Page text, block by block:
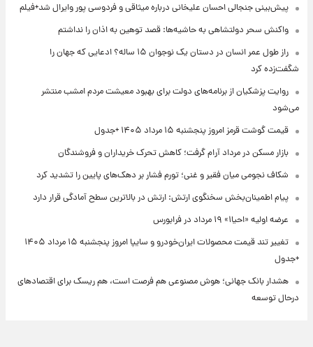
پیش‌بینی جنجالی احسان علیخانی درباره میثاقی و فردوسی پور وایرال شد+فیلم
واکنش سحر دولتشاهی به حاشیه‌ها: قصد توهین به اذان را نداشتم
راز طول عمر انسان در دستان یک نوجوان ۱۵ ساله؟ ادعایی که جهان را
شگفت‌زده کرد
روایت پزشکیان از برنامه‌های دولت برای بهبود معیشت مردم امشب منتشر
می‌شود
قیمت گوشت قرمز امروز پنجشنبه ۱۵ مرداد ۱۴۰۵ +جدول
بازار مسکن در مرداد آرام گرفت؛ کاهش تحرک خریداران و فروشندگان
شکاف نجومی میان فقیر و غنی؛ تورم فشار بر دهک‌های پایین را تشدید کرد
پیام اطمینان‌بخش سخنگوی ارتش: ارتش در بالاترین سطح آمادگی قرار دارد
عرضه اولیه «احیا۱» ۱۹ مرداد در فرابورس
تغییر تند قیمت محصولات ایران‌خودرو و سایپا امروز پنجشنبه ۱۵ مرداد ۱۴۰۵
+جدول
هشدار بانک جهانی؛ هوش مصنوعی هم فرصت است، هم ریسک برای اقتصادهای
درحال توسعه